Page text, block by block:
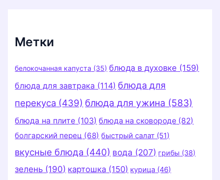
Метки
белокочанная капуста (35) блюда в духовке (159)
блюда для завтрака (114) блюда для
перекуса (439) блюда для ужина (583)
блюда на плите (103) блюда на сковороде (82)
болгарский перец (68) быстрый салат (51)
вкусные блюда (440) вода (207) грибы (38)
зелень (190) картошка (150) курица (46)